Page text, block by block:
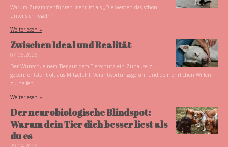
Warum Zusammenführen mehr ist als „Die werden das schon
unter sich regeln“
Weiterlesen »
Zwischen Ideal und Realität
07.05.2026
Der Wunsch, einem Tier aus dem Tierschutz ein Zuhause zu
geben, entsteht oft aus Mitgefühl, Verantwortungsgefühl und dem ehrlichen Willen
zu helfen.
Weiterlesen »
Der neurobiologische Blindspot:
Warum dein Tier dich besser liest als
du es